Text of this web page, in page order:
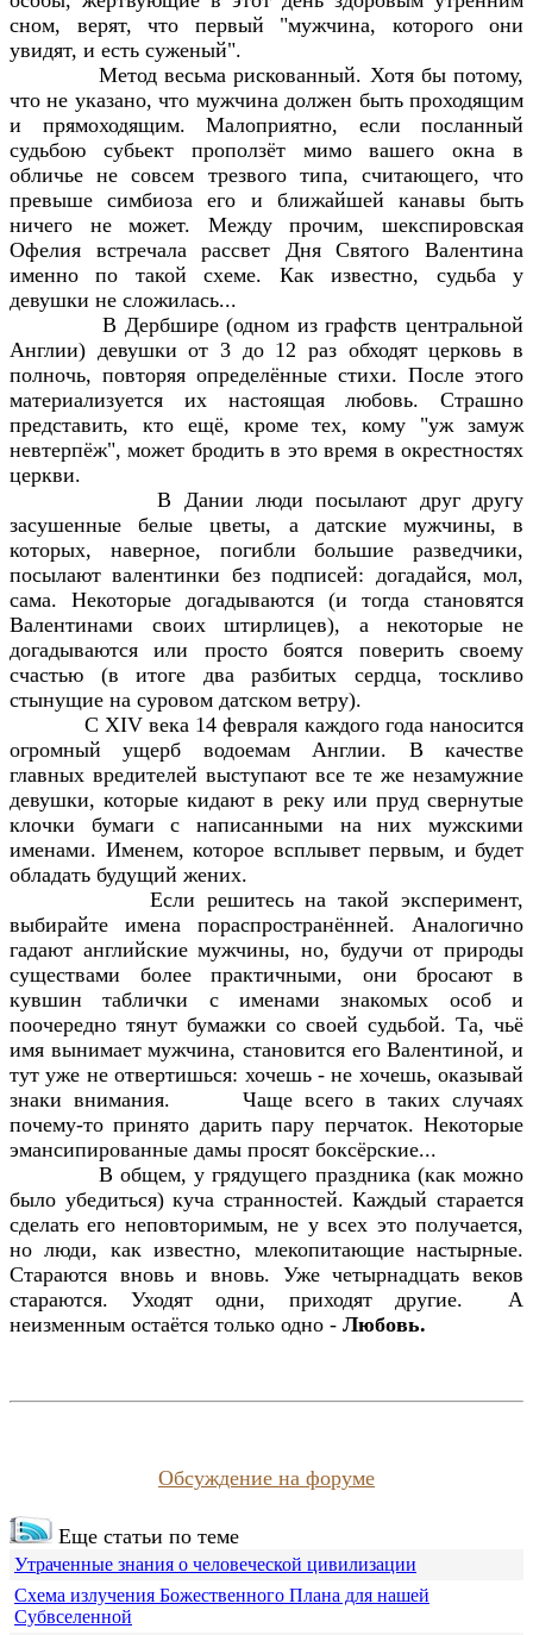
сном, верят, что первый "мужчина, которого они
увидят, и есть суженый".
Метод весьма рискованный. Хотя бы потому,
что не указано, что мужчина должен быть проходящим
и прямоходящим. Малоприятно, если посланный
судьбою субьект проползёт мимо вашего окна в
обличье не совсем трезвого типа, считающего, что
превыше симбиоза его и ближайшей канавы быть
ничего не может. Между прочим, шекспировская
Офелия встречала рассвет Дня Святого Валентина
именно по такой схеме. Как известно, судьба у
девушки не сложилась...
В Дербшире (одном из графств центральной
Англии) девушки от 3 до 12 раз обходят церковь в
полночь, повторяя определённые стихи. После этого
материализуется их настоящая любовь. Страшно
представить, кто ещё, кроме тех, кому "уж замуж
невтерпёж", может бродить в это время в окрестностях
церкви.
В Дании люди посылают друг другу
засушенные белые цветы, а датские мужчины, в
которых, наверное, погибли большие разведчики,
посылают валентинки без подписей: догадайся, мол,
сама. Некоторые догадываются (и тогда становятся
Валентинами своих штирлицев), а некоторые не
догадываются или просто боятся поверить своему
счастью (в итоге два разбитых сердца, тоскливо
стынущие на суровом датском ветру).
С ХIV века 14 февраля каждого года наносится
огромный ущерб водоемам Англии. В качестве
главных вредителей выступают все те же незамужние
девушки, которые кидают в реку или пруд свернутые
клочки бумаги с написанными на них мужскими
именами. Именем, которое всплывет первым, и будет
обладать будущий жених.
Если решитесь на такой эксперимент,
выбирайте имена пораспространённей. Аналогично
гадают английские мужчины, но, будучи от природы
существами более практичными, они бросают в
кувшин таблички с именами знакомых особ и
поочередно тянут бумажки со своей судьбой. Та, чьё
имя вынимает мужчина, становится его Валентиной, и
тут уже не отвертишься: хочешь - не хочешь, оказывай
знаки внимания.
Чаще всего в таких случаях
почему-то принято дарить пару перчаток. Некоторые
эмансипированные дамы просят боксёрские...
В общем, у грядущего праздника (как можно
было убедиться) куча странностей. Каждый старается
сделать его неповторимым, не у всех это получается,
но люди, как известно, млекопитающие настырные.
Стараются вновь и вновь. Уже четырнадцать веков
стараются. Уходят одни, приходят другие.
А
неизменным остаётся только одно - Любовь.
Обсуждение на форуме
Еще статьи по теме
Утраченные знания о человеческой цивилизации
Схема излучения Божественного Плана для нашей
Субвселенной